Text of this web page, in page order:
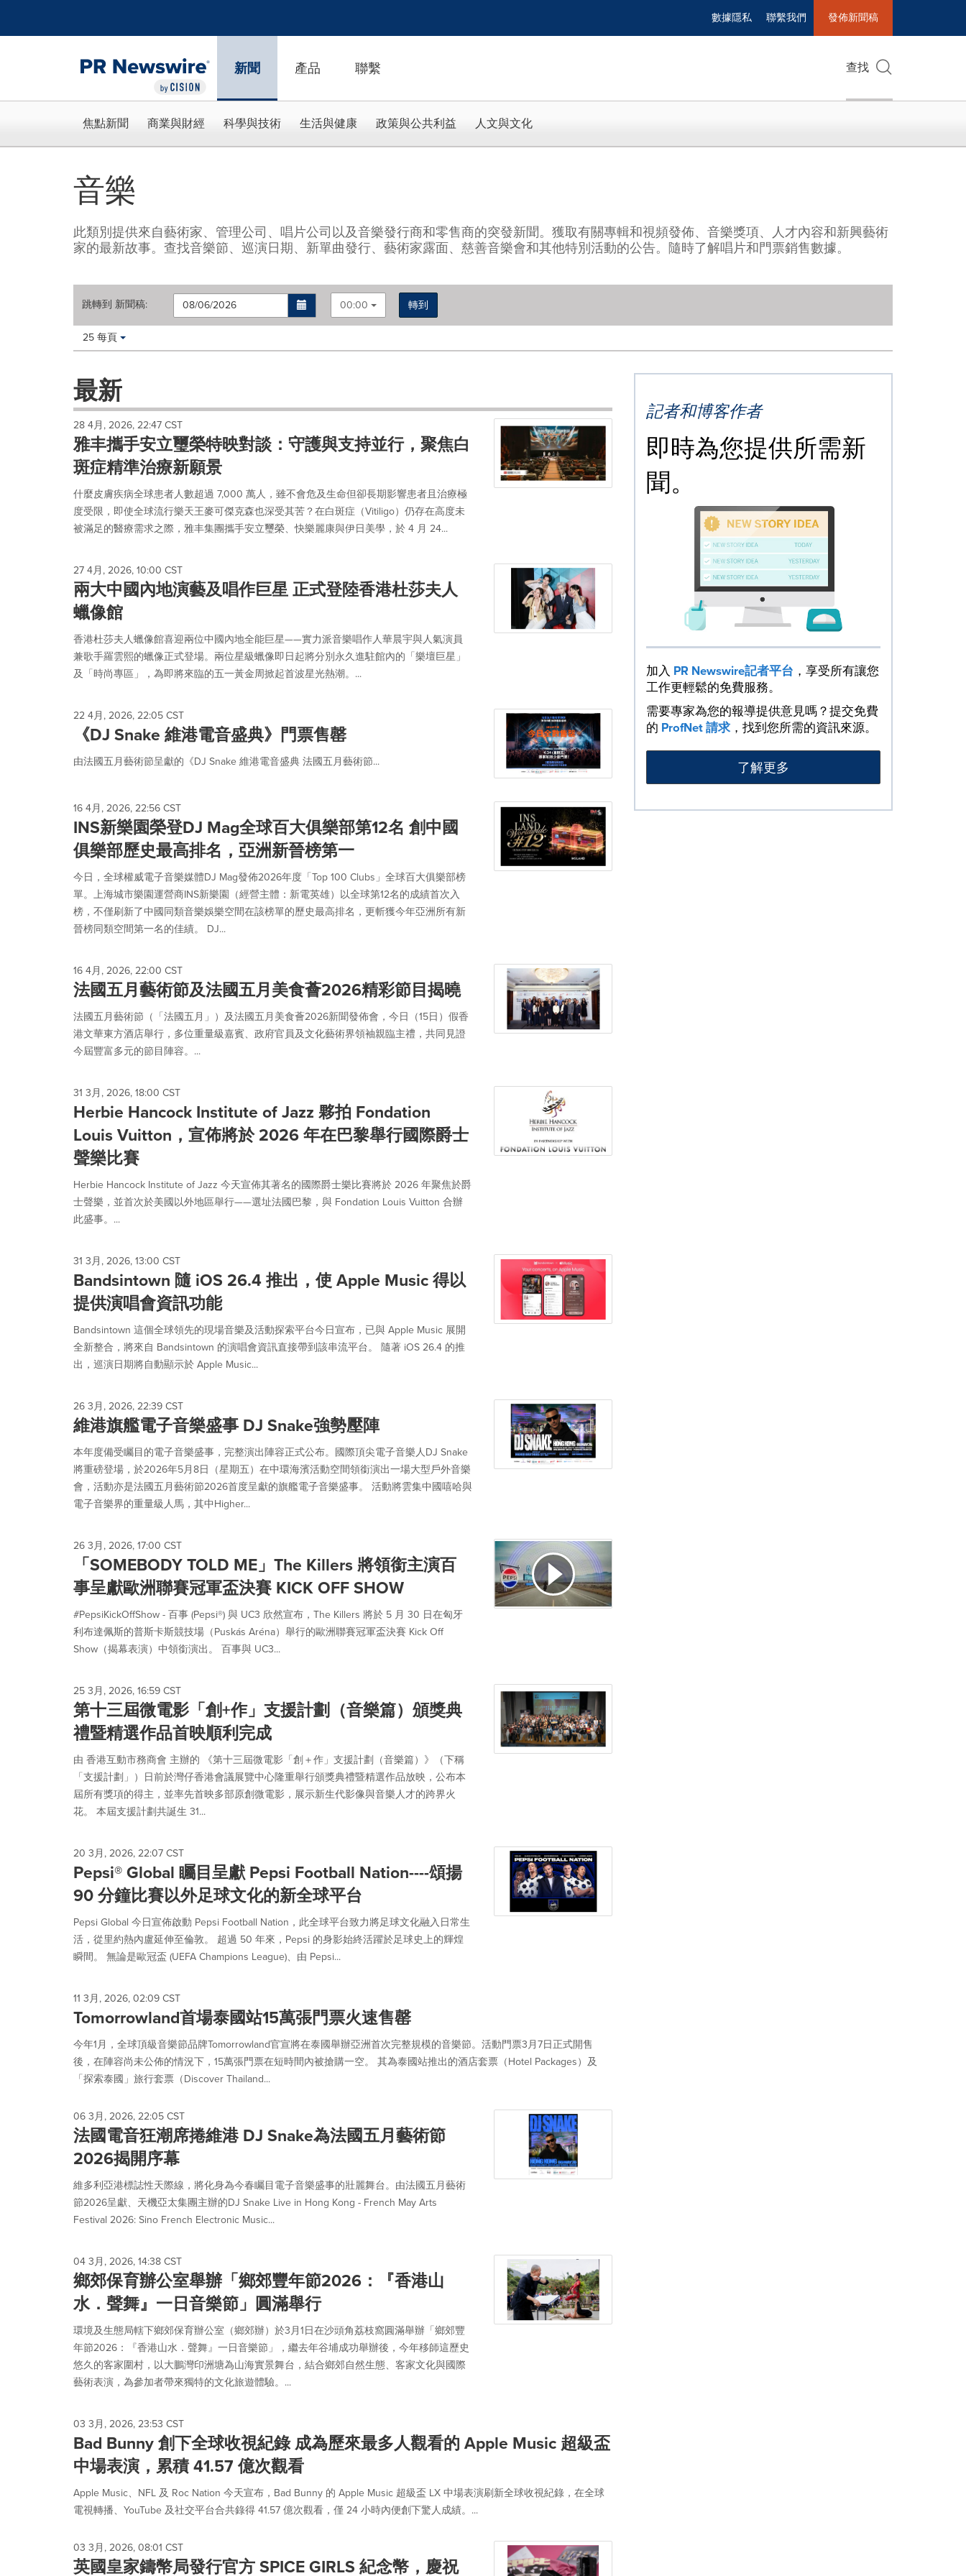
數據隱私 聯繫我們 發佈新聞稿
新聞 產品 聯繫 查找
焦點新聞 商業與財經 科學與技術 生活與健康 政策與公共利益 人文與文化
音樂
此類別提供來自藝術家、管理公司、唱片公司以及音樂發行商和零售商的突發新聞。獲取有關專輯和視頻發佈、音樂獎項、人才內容和新興藝術
家的最新故事。查找音樂節、巡演日期、新單曲發行、藝術家露面、慈善音樂會和其他特別活動的公告。隨時了解唱片和門票銷售數據。
跳轉到 新聞稿: 00:00
轉到
Making
these
dropdown
cause
content
on
this
page
to
change.
News
update
as
each
option
is
selected.
Items per page:
25 每頁
最新
28 4月, 2026, 22:47 CST
雅丰攜手安立璽榮特映對談：守護與支持並行，聚焦白
斑症精準治療新願景
什麼皮膚疾病全球患者人數超過 7,000 萬人，雖不會危及生命但卻長期影響患者且治療極
度受限，即使全球流行樂天王麥可傑克森也深受其苦？在白斑症（Vitiligo）仍存在高度未
被滿足的醫療需求之際，雅丰集團攜手安立璽榮、快樂麗康與伊日美學，於 4 月 24...
27 4月, 2026, 10:00 CST
兩大中國內地演藝及唱作巨星 正式登陸香港杜莎夫人
蠟像館
香港杜莎夫人蠟像館喜迎兩位中國內地全能巨星——實力派音樂唱作人華晨宇與人氣演員
兼歌手羅雲熙的蠟像正式登場。兩位星級蠟像即日起將分別永久進駐館內的「樂壇巨星」
及「時尚專區」，為即將來臨的五一黃金周掀起首波星光熱潮。...
22 4月, 2026, 22:05 CST
《DJ Snake 維港電音盛典》門票售罄
由法國五月藝術節呈獻的《DJ Snake 維港電音盛典 法國五月藝術節...
16 4月, 2026, 22:56 CST
INS新樂園榮登DJ Mag全球百大俱樂部第12名 創中國
俱樂部歷史最高排名，亞洲新晉榜第一
今日，全球權威電子音樂媒體DJ Mag發佈2026年度「Top 100 Clubs」全球百大俱樂部榜
單。上海城市樂園運營商INS新樂園（經營主體：新電英雄）以全球第12名的成績首次入
榜，不僅刷新了中國同類音樂娛樂空間在該榜單的歷史最高排名，更斬獲今年亞洲所有新
晉榜同類空間第一名的佳績。 DJ...
16 4月, 2026, 22:00 CST
法國五月藝術節及法國五月美食薈2026精彩節目揭曉
法國五月藝術節（「法國五月」）及法國五月美食薈2026新聞發佈會，今日（15日）假香
港文華東方酒店舉行，多位重量級嘉賓、政府官員及文化藝術界領袖親臨主禮，共同見證
今屆豐富多元的節目陣容。...
31 3月, 2026, 18:00 CST
Herbie Hancock Institute of Jazz 夥拍 Fondation
Louis Vuitton，宣佈將於 2026 年在巴黎舉行國際爵士
聲樂比賽
Herbie Hancock Institute of Jazz 今天宣佈其著名的國際爵士樂比賽將於 2026 年聚焦於爵
士聲樂，並首次於美國以外地區舉行——選址法國巴黎，與 Fondation Louis Vuitton 合辦
此盛事。...
31 3月, 2026, 13:00 CST
Bandsintown 隨 iOS 26.4 推出，使 Apple Music 得以
提供演唱會資訊功能
Bandsintown 這個全球領先的現場音樂及活動探索平台今日宣布，已與 Apple Music 展開
全新整合，將來自 Bandsintown 的演唱會資訊直接帶到該串流平台。 隨著 iOS 26.4 的推
出，巡演日期將自動顯示於 Apple Music...
26 3月, 2026, 22:39 CST
維港旗艦電子音樂盛事 DJ Snake強勢壓陣
本年度備受矚目的電子音樂盛事，完整演出陣容正式公布。國際頂尖電子音樂人DJ Snake
將重磅登場，於2026年5月8日（星期五）在中環海濱活動空間領銜演出一場大型戶外音樂
會，活動亦是法國五月藝術節2026首度呈獻的旗艦電子音樂盛事。 活動將雲集中國嘻哈與
電子音樂界的重量級人馬，其中Higher...
26 3月, 2026, 17:00 CST
「SOMEBODY TOLD ME」The Killers 將領銜主演百
事呈獻歐洲聯賽冠軍盃決賽 KICK OFF SHOW
#PepsiKickOffShow - 百事 (Pepsi®) 與 UC3 欣然宣布，The Killers 將於 5 月 30 日在匈牙
利布達佩斯的普斯卡斯競技場（Puskás Aréna）舉行的歐洲聯賽冠軍盃決賽 Kick Off
Show（揭幕表演）中領銜演出。 百事與 UC3...
25 3月, 2026, 16:59 CST
第十三屆微電影「創+作」支援計劃（音樂篇）頒獎典
禮暨精選作品首映順利完成
由 香港互動市務商會 主辦的 《第十三屆微電影「創＋作」支援計劃（音樂篇）》（下稱
「支援計劃」）日前於灣仔香港會議展覽中心隆重舉行頒獎典禮暨精選作品放映，公布本
屆所有獎項的得主，並率先首映多部原創微電影，展示新生代影像與音樂人才的跨界火
花。 本屆支援計劃共誕生 31...
20 3月, 2026, 22:07 CST
Pepsi® Global 矚目呈獻 Pepsi Football Nation----頌揚
90 分鐘比賽以外足球文化的新全球平台
Pepsi Global 今日宣佈啟動 Pepsi Football Nation，此全球平台致力將足球文化融入日常生
活，從里約熱內盧延伸至倫敦。 超過 50 年來，Pepsi 的身影始終活躍於足球史上的輝煌
瞬間。 無論是歐冠盃 (UEFA Champions League)、由 Pepsi...
11 3月, 2026, 02:09 CST
Tomorrowland首場泰國站15萬張門票火速售罄
今年1月，全球頂級音樂節品牌Tomorrowland官宣將在泰國舉辦亞洲首次完整規模的音樂節。活動門票3月7日正式開售
後，在陣容尚未公佈的情況下，15萬張門票在短時間內被搶購一空。 其為泰國站推出的酒店套票（Hotel Packages）及
「探索泰國」旅行套票（Discover Thailand...
06 3月, 2026, 22:05 CST
法國電音狂潮席捲維港 DJ Snake為法國五月藝術節
2026揭開序幕
維多利亞港標誌性天際線，將化身為今春矚目電子音樂盛事的壯麗舞台。由法國五月藝術
節2026呈獻、天機亞太集團主辦的DJ Snake Live in Hong Kong - French May Arts
Festival 2026: Sino French Electronic Music...
04 3月, 2026, 14:38 CST
鄉郊保育辦公室舉辦「鄉郊豐年節2026：『香港山
水．聲舞』一日音樂節」圓滿舉行
環境及生態局轄下鄉郊保育辦公室（鄉郊辦）於3月1日在沙頭角荔枝窩圓滿舉辦「鄉郊豐
年節2026：『香港山水．聲舞』一日音樂節」，繼去年谷埔成功舉辦後，今年移師這歷史
悠久的客家圍村，以大鵬灣印洲塘為山海實景舞台，結合鄉郊自然生態、客家文化與國際
藝術表演，為參加者帶來獨特的文化旅遊體驗。...
03 3月, 2026, 23:53 CST
Bad Bunny 創下全球收視紀錄 成為歷來最多人觀看的 Apple Music 超級盃
中場表演，累積 41.57 億次觀看
Apple Music、NFL 及 Roc Nation 今天宣布，Bad Bunny 的 Apple Music 超級盃 LX 中場表演刷新全球收視紀錄，在全球
電視轉播、YouTube 及社交平台合共錄得 41.57 億次觀看，僅 24 小時內便創下驚人成績。...
03 3月, 2026, 08:01 CST
英國皇家鑄幣局發行官方 SPICE GIRLS 紀念幣，慶祝
記者和博客作者
即時為您提供所需新
聞。
加入 PR Newswire記者平台 ，享受所有讓您
工作更輕鬆的免費服務。
需要專家為您的報導提供意見嗎？提交免費
的 ProfNet 請求 ，找到您所需的資訊來源。
了解更多